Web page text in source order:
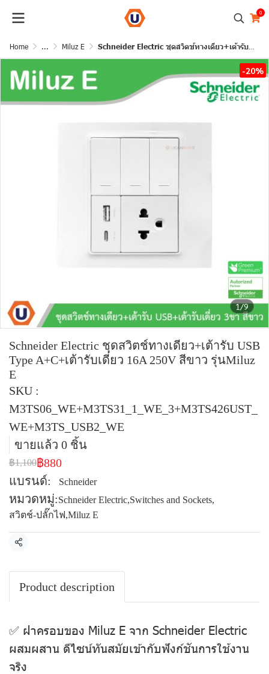
0
Home ... Miluz E Schneider Electric ชุดสวิตช์ทางเดียว+เต้ารับ USB Type A+C+เต้ารับเดี่ยว 16A 250V สีขาว รุ่นMiluz E
1/9
-20%
Schneider Electric ชุดสวิตช์ทางเดียว+เต้ารับ USB
Type A+C+เต้ารับเดี่ยว 16A 250V สีขาว รุ่นMiluz
E
SKU :
M3TS06_WE+M3TS31_1_WE_3+M3TS426UST_
WE+M3TS_USB2_WE
ขายแล้ว 0 ชิ้น
฿1,100฿880
แบรนด์:
Schneider
หมวดหมู่:Schneider Electric,Switches and Sockets,
สวิตช์-ปลั๊กไฟ,Miluz E
แชร์
Product description
✅ ฝาครอบของ Miluz E จาก Schneider Electric
ผสมผสาน ดีไซน์ทันสมัยเข้ากับฟังก์ชันการใช้งาน
จริง